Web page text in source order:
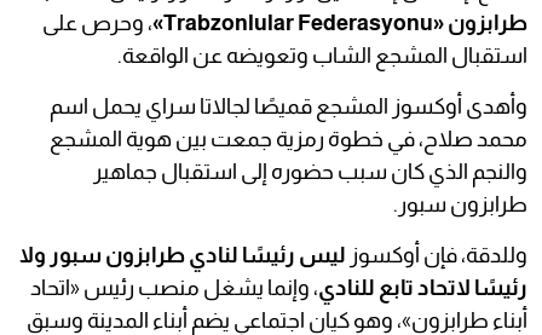
طرابزون «Trabzonlular Federasyonu»
، وحرص على
استقبال المشجع الشاب وتعويضه عن الواقعة.
وأهدى أوكسوز المشجع قميصًا لجالاتا سراي يحمل اسم
محمد صلاح، في خطوة رمزية جمعت بين هوية المشجع
والنجم الذي كان سبب حضوره إلى استقبال جماهير
طرابزون سبور.
وللدقة، فإن أوكسوز ليس رئيسًا لنادي طرابزون سبور ولا
رئيسًا لاتحاد تابع للنادي، وإنما يشغل منصب رئيس «اتحاد
أبناء طرابزون»، وهو كيان اجتماعي يضم أبناء المدينة وسبق